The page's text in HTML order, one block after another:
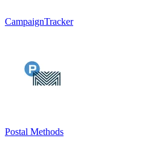
CampaignTracker
Postal Methods